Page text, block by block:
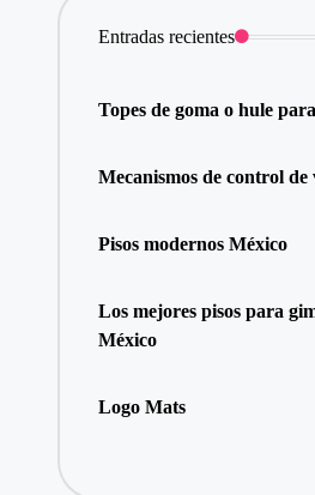
Entradas recientes
Topes de goma o hule
Mecanismos de control de
Pisos modernos México
Los mejores pisos para
México
Logo Mats